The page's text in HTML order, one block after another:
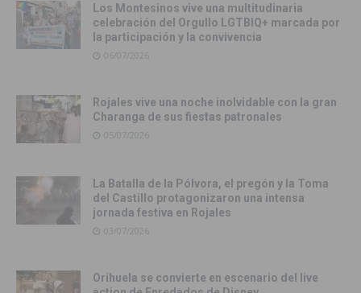
Los Montesinos vive una multitudinaria
celebración del Orgullo LGTBIQ+ marcada por
la participación y la convivencia
06/07/2026
Rojales vive una noche inolvidable con la gran
Charanga de sus fiestas patronales
05/07/2026
La Batalla de la Pólvora, el pregón y la Toma
del Castillo protagonizaron una intensa
jornada festiva en Rojales
03/07/2026
Orihuela se convierte en escenario del live